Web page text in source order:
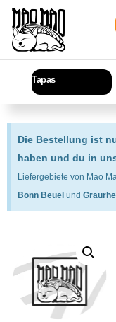
Tapas
Die Bestellung ist
haben und du in
Liefergebiete von Mao
Bonn Beuel und